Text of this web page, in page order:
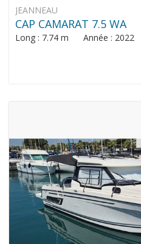
JEANNEAU
CAP CAMARAT 7.5 WA
Long : 7.74 m Année : 2022